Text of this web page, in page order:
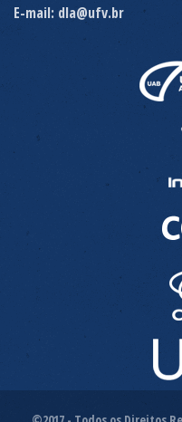
E-mail: dla@ufv.br